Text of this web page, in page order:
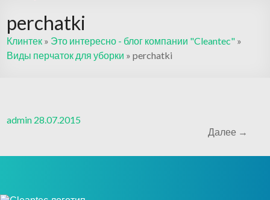
perchatki
Клинтек » Это интересно - блог компании "Cleantec" »
Виды перчаток для уборки »perchatki
admin 28.07.2015
Далее →